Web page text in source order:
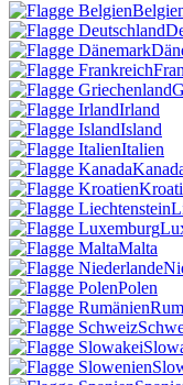
Irland
Island
Italien
Malta
Polen